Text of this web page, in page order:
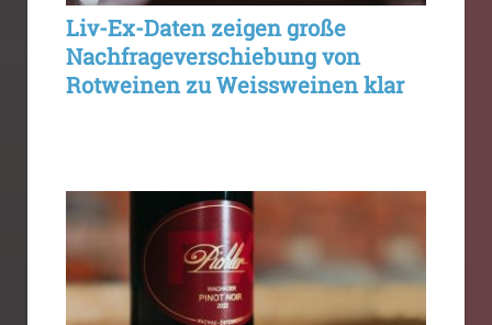
Liv-Ex-Daten zeigen große
Nachfrageverschiebung von
Rotweinen zu Weissweinen klar